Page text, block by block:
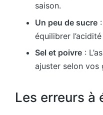
saison.
Un peu de sucre
équilibrer
Sel et poivre :
ajuster selon vos
Les erreurs à